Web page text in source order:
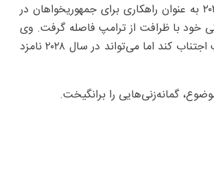
گلن یانگکین که به عنوان فرماندار ویرجینیا فعالیت می‌کند، پس از انتخابات ۲۰۲۱ به عنوان راهکاری برای جمهوریخواهان در
خود با ظرافت از ترامپ فاصله گرفت. وی
اگرچه از نامزدی ریاست‌جمهوری در سال ۲۰۲۴ خودداری کرد تا از رقابت با ترامپ اجتناب کند اما می‌تواند در سال ۲۰۲۸ نامزد
گمانه‌زنی‌هایی را برانگیخت.